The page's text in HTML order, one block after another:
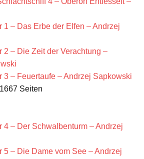
1 – Das Erbe der Elfen – Andrzej
2 – Die Zeit der Verachtung –
3 – Feuertaufe – Andrzej Sapkowski
Seiten
4 – Der Schwalbenturm – Andrzej
5 – Die Dame vom See – Andrzej